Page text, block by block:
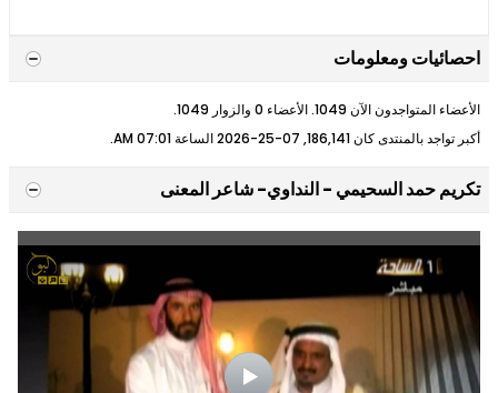
احصائيات ومعلومات
الأعضاء المتواجدون الآن 1049. الأعضاء 0 والزوار 1049.
أكبر تواجد بالمنتدى كان 186,141, 07-25-2026 الساعة
07:01 AM
.
تكريم حمد السحيمي - النداوي- شاعر المعنى